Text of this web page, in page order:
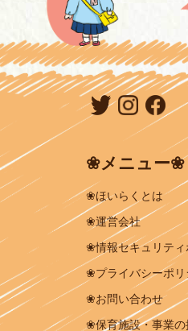
❀メニュー❀
❀ほいらくとは
❀運営会社
❀情報セキュリティ
❀プライバシーポリ
❀お問い合わせ
❀保育施設・事業の